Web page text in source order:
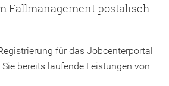
Fallmanagement postalisch
für das Jobcenterportal
bereits laufende Leistungen von